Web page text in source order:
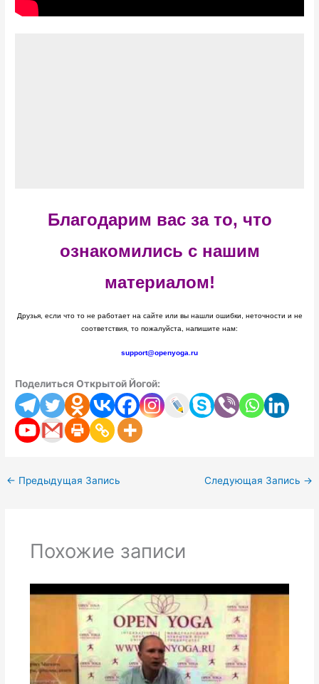
Благодарим вас за то, что
ознакомились с нашим
материалом!
Друзья, если что то не работает на сайте или вы нашли ошибки, неточности и не
соответствия, то пожалуйста, напишите нам:
support@openyoga.ru
Поделиться Открытой Йогой:
← Предыдущая Запись Следующая Запись →
Похожие записи